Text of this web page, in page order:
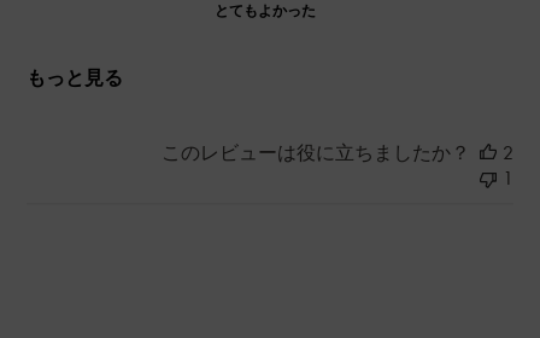
とてもよかった
もっと見る
このレビューは役に立ちましたか？
2
1